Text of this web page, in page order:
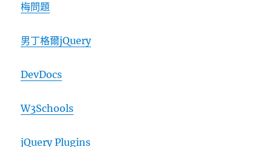
梅問題
男丁格爾jQuery
DevDocs
W3Schools
jQuery Plugins